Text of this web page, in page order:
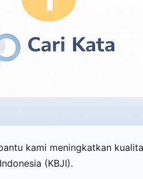
kami meningkatkan
(KBJI).